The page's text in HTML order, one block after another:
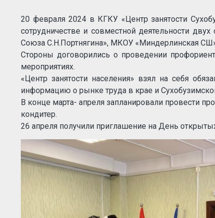
20 февраля 2024 в КГКУ «Центр занятости
сотрудничестве и совместной деятельности
Союза С.Н.Портнягина», МКОУ «Миндерлинская
Стороны договорились о проведении
мероприятиях.
«Центр занятости населения» взял на себя
информацию о рынке труда в крае и
В конце марта- апреля запланировали провести
кондитер.
26 апреля получили приглашение на День